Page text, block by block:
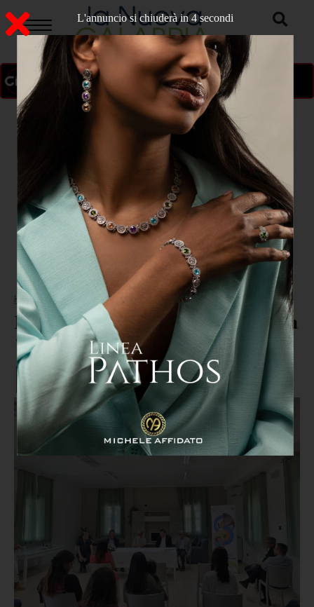
ON AIR
Home > CATANZARO
Inaugurata la Casa di accoglienza
"La Maddalena"
L'annuncio si chiuderà in 2 secondi